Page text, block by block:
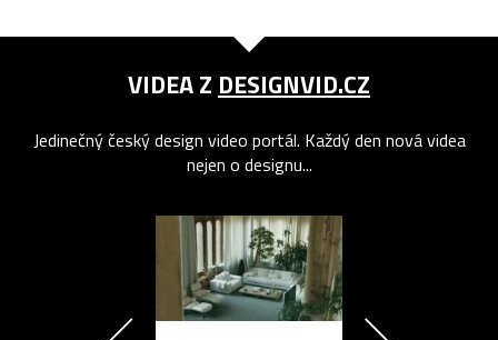
VIDEA Z DESIGNVID.CZ
Jedinečný český design video portál. Každý den nová videa
nejen o designu...